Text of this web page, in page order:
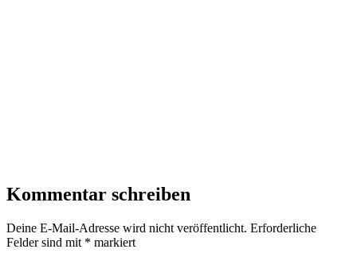
Kommentar schreiben
Deine E-Mail-Adresse wird nicht veröffentlicht. Erforderliche
Felder sind mit * markiert